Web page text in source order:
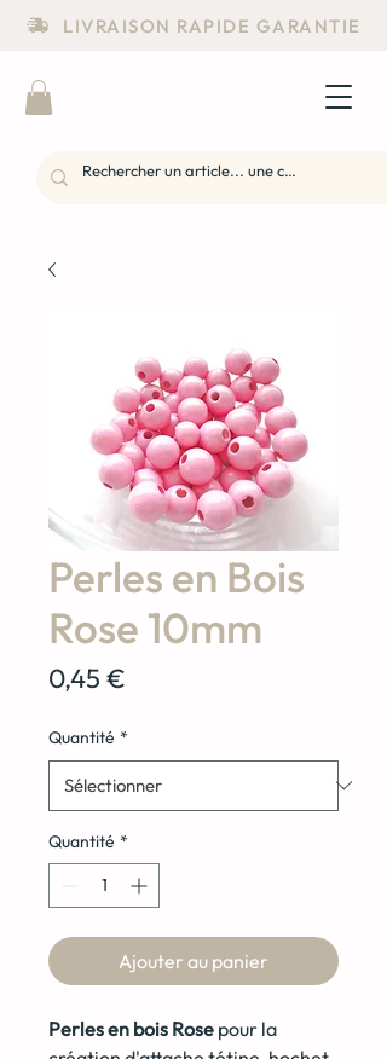
LIVRAISON RAPIDE GARANTIE
Perles en Bois
Rose 10mm
0,45 €
Quantité *
Quantité *
Ajouter au panier
Perles en bois Rose pour la